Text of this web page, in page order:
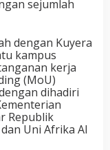
sejumlah
dengan Kuyera
kampus
kerja
(MoU)
dihadiri
Republik
Uni Afrika Al